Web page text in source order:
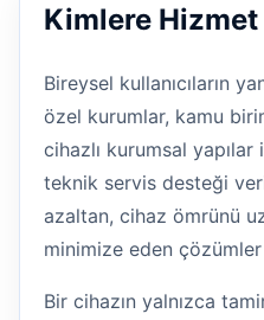
Kimlere
Bireysel kullanıcıların
özel kurumlar, kamu
cihazlı kurumsal yapılar
teknik servis desteği
azaltan, cihaz ömrünü
minimize eden çözümler
Bir cihazın yalnızca